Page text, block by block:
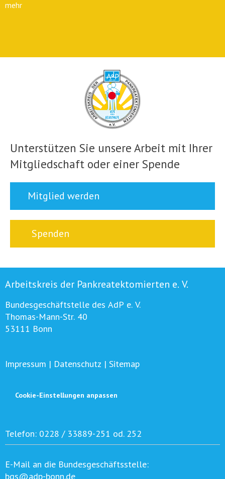
mehr
Unterstützen Sie unsere Arbeit mit Ihrer
Mitgliedschaft oder einer Spende
Mitglied werden
Spenden
Arbeitskreis der Pankreatektomierten e. V.
Bundesgeschäftstelle des AdP e. V.
Thomas-Mann-Str. 40
53111 Bonn
Impressum | Datenschutz | Sitemap
Cookie-Einstellungen anpassen
Telefon: 0228 / 33889-251 od. 252
E-Mail an die Bundesgeschäftsstelle:
bgs@adp-bonn.de